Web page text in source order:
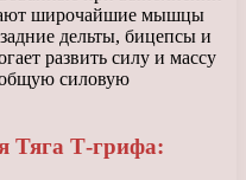
широчайшие мышцы
дельты, бицепсы и
развить силу и массу
силовую
Тяга Т-грифа: